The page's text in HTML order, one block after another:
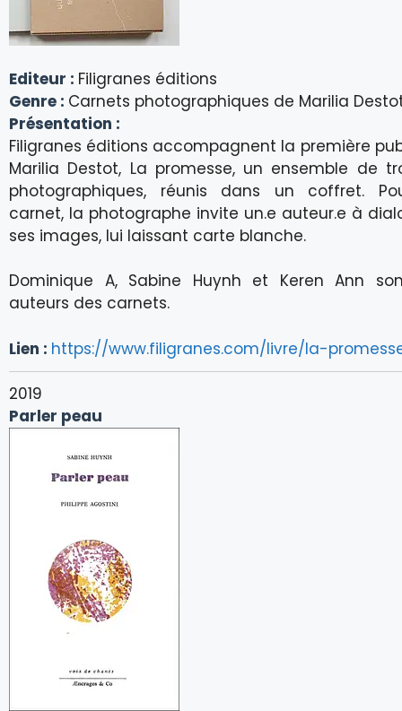
Editeur : Filigranes éditions
Genre : Carnets photographiques de Marilia
Présentation :
Filigranes éditions accompagnent la première
Marilia Destot, La promesse, un ensemble de
photographiques, réunis dans un coffret.
carnet, la photographe invite un.e auteur.e à
ses images, lui laissant carte blanche.
Dominique A, Sabine Huynh et Keren Ann
auteurs des carnets.
Lien : https://www.filigranes.com/livre/la-
2019
Parler peau